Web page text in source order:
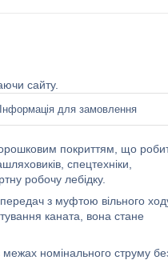
сайту.
Інформація для замовлення
покриттям, що
спецтехніки,
робочу лебідку.
з муфтою вільного
каната, вона стане
межах номінального струму